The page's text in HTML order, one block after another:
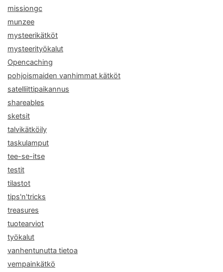
missiongc
munzee
mysteerikätköt
mysteerityökalut
Opencaching
pohjoismaiden vanhimmat kätköt
satelliittipaikannus
shareables
sketsit
talvikätköily
taskulamput
tee-se-itse
testit
tilastot
tips'n'tricks
treasures
tuotearviot
työkalut
vanhentunutta tietoa
vempainkätkö